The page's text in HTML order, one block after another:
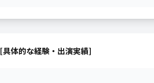
[具体的な経験・出演実績]